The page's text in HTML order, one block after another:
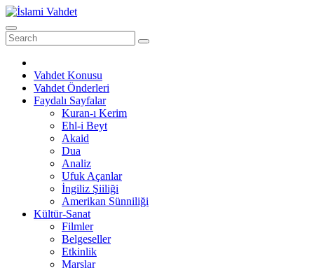
Skip
to
content
Vahdet Konusu
Vahdet Önderleri
Faydalı Sayfalar
Kuran-ı Kerim
Ehl-i Beyt
Akaid
Dua
Analiz
Ufuk Açanlar
İngiliz Şiiliği
Amerikan Sünniliği
Kültür-Sanat
Filmler
Belgeseller
Etkinlik
Marşlar